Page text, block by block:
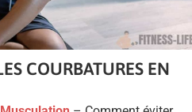
COURBATURES EN